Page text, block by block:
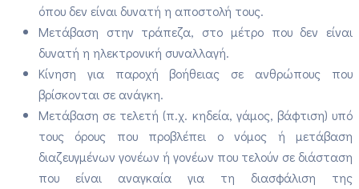
όπου δεν είναι δυνατή η αποστολή τους.
Μετάβαση στην τράπεζα, στο μέτρο που δεν είναι
δυνατή η ηλεκτρονική συναλλαγή.
Κίνηση για παροχή βοήθειας σε ανθρώπους που
βρίσκονται σε ανάγκη.
Μετάβαση σε τελετή (π.χ. κηδεία, γάμος, βάφτιση) υπό
τους όρους που προβλέπει ο νόμος ή μετάβαση
διαζευγμένων γονέων ή γονέων που τελούν σε διάσταση
που είναι αναγκαία για τη διασφάλιση της